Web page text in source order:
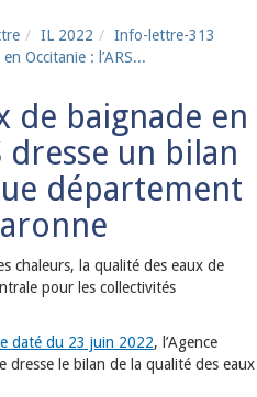
IL 2022
Info-lettre-313
Occitanie : l’ARS...
de baignade en
dresse un bilan
département
chaleurs, la qualité des eaux de
pour les collectivités
daté du 23 juin 2022, l’Agence
dresse le bilan de la qualité des eaux